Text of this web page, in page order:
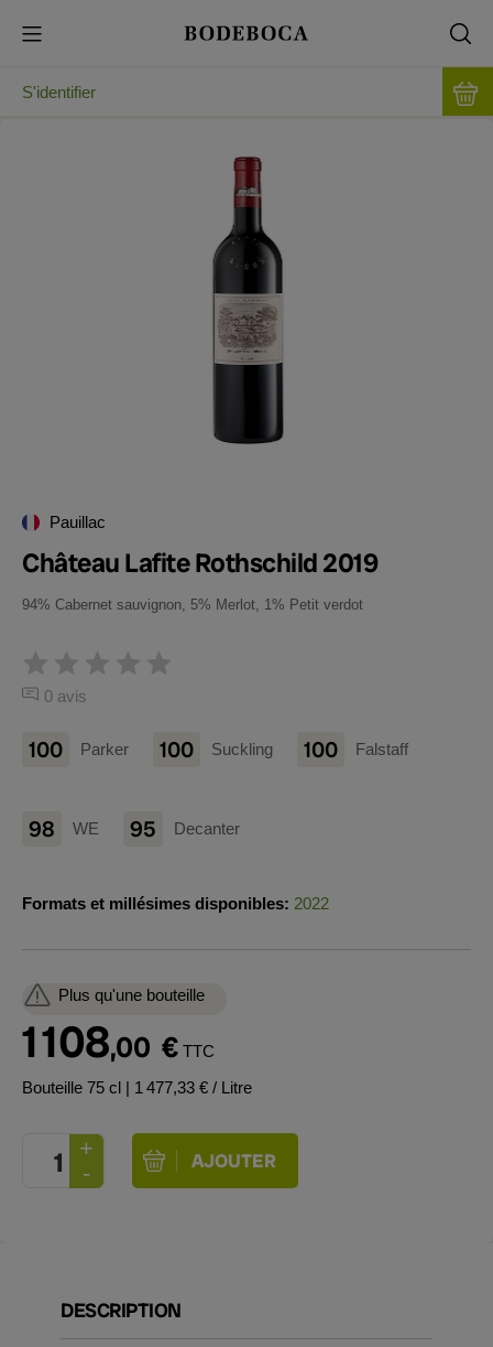
S'identifier
Pauillac
Château Lafite Rothschild 2019
94% Cabernet sauvignon, 5% Merlot, 1% Petit verdot
0 avis
100 Parker 100 Suckling 100 Falstaff
98 WE 95 Decanter
Formats et millésimes disponibles: 2022
Plus qu'une bouteille
1 108,00 € TTC
Bouteille 75 cl | 1 477,33 € / Litre
DESCRIPTION